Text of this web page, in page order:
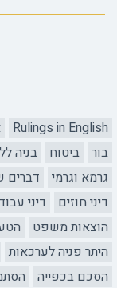
Rulings in English
בור
ביטוח בניה
גרמא וגרמי
דברים
דיני חוזים
דיני
הוצאות משפט
היתר פניה לערכאות
הסכם בכפייה